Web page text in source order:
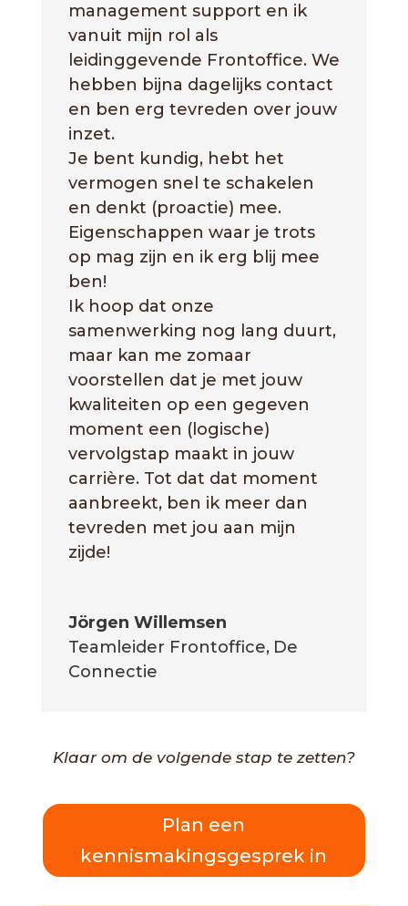
management support en ik
vanuit mijn rol als
leidinggevende Frontoffice. We
hebben bijna dagelijks contact
en ben erg tevreden over jouw
inzet.
Je bent kundig, hebt het
vermogen snel te schakelen
en denkt (proactie) mee.
Eigenschappen waar je trots
op mag zijn en ik erg blij mee
ben!
Ik hoop dat onze
samenwerking nog lang duurt,
maar kan me zomaar
voorstellen dat je met jouw
kwaliteiten op een gegeven
moment een (logische)
vervolgstap maakt in jouw
carrière. Tot dat dat moment
aanbreekt, ben ik meer dan
tevreden met jou aan mijn
zijde!
Jörgen Willemsen
Teamleider Frontoffice, De
Connectie
Klaar om de volgende stap te zetten?
Plan een
kennismakingsgesprek in